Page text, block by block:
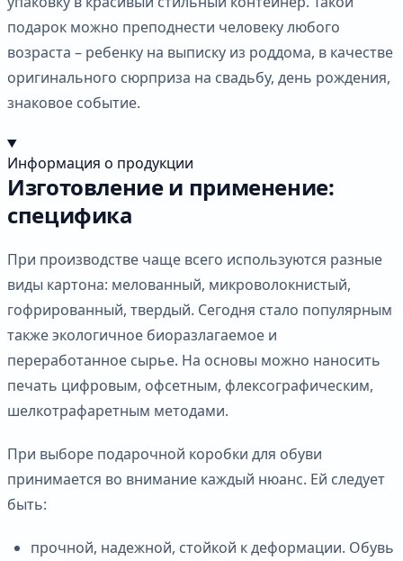
подарок можно преподнести человеку любого
возраста – ребенку на выписку из роддома, в качестве
оригинального сюрприза на свадьбу, день рождения,
знаковое событие.
Информация о продукции
Изготовление и применение:
специфика
При производстве чаще всего используются разные
виды картона: мелованный, микроволокнистый,
гофрированный, твердый. Сегодня стало популярным
также экологичное биоразлагаемое и
переработанное сырье. На основы можно наносить
печать цифровым, офсетным, флексографическим,
шелкотрафаретным методами.
При выборе подарочной коробки для обуви
принимается во внимание каждый нюанс. Ей следует
быть:
прочной, надежной, стойкой к деформации. Обувь